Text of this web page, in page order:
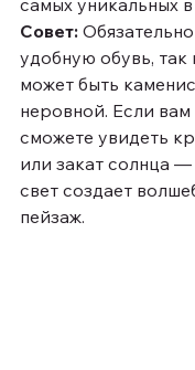
самых уникальных
Совет:
удобную обувь, так
может быть
неровной. Если вам
сможете увидеть
или закат солнца
свет создает
пейзаж.